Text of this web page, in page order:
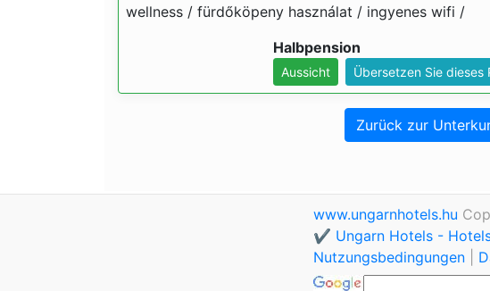
wellness / fürdőköpeny használat / ingyenes wifi /
Halbpension
Aussicht Übersetzen Sie dieses
Zurück zur
www.ungarnhotels.hu
✔️ Ungarn Hotels -
Nutzungsbedingungen